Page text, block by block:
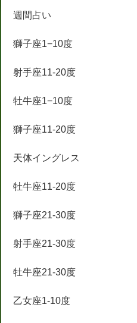
週間占い
獅子座1−10度
射手座11-20度
牡牛座1−10度
獅子座11-20度
天体イングレス
牡牛座11-20度
獅子座21-30度
射手座21-30度
牡牛座21-30度
乙女座1-10度